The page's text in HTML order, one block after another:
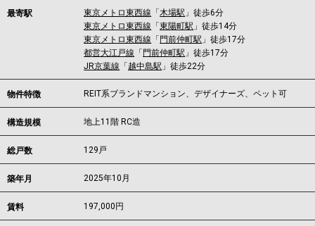
最寄駅 東京メトロ東西線 「木場駅 」徒歩6分
東京メトロ東西線 「東陽町駅 」徒歩14分
東京メトロ東西線 「 門前仲町駅 」徒歩17分
都営大江戸線 「 門前仲町駅 」徒歩17分
JR京葉線 「 越中島駅 」徒歩22分
物件特徴 REIT系ブランドマンション、デザイナーズ、ペット可
構造規模 地上11階 RC造
総戸数 129戸
築年月 2025年10月
賃料 197,000 円